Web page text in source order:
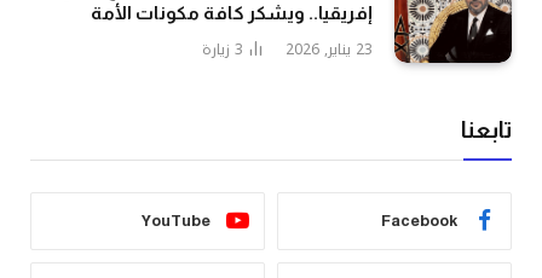
إفريقيا.. ويشكر كافة مكونات الأمة
23 يناير, 2026 3 زيارة
تابعنا
Facebook
YouTube